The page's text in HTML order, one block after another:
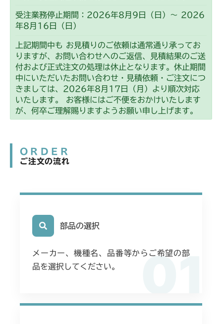
受注業務停止期間：2026年8月9日（日）～ 2026
年8月16日（日）
上記期間中も お見積りのご依頼は通常通り承ってお
りますが、お問い合わせへのご返信、見積結果のご送
付および正式注文の処理は休止となります。休止期間
中にいただいたお問い合わせ・見積依頼・ご注文につ
きましては、2026年8月17日（月）より順次対応
いたします。 お客様にはご不便をおかけいたします
が、何卒ご理解賜りますようお願い申し上げます。
ORDER
ご注文の流れ
01
部品の選択
メーカー、機種名、品番等からご希望の部
品を選択してください。